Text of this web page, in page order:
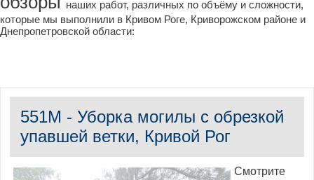
наших работ, различных по объёму и сложности,
которые мы выполнили в Кривом Роге, Криворожском районе и
Днепропетровской области:
551M - Уборка могилы с обрезкой
упавшей ветки, Кривой Рог
Смотрите